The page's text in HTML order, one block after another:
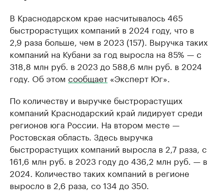
В Краснодарском крае насчитывалось 465
быстрорастущих компаний в 2024 году, что в
2,9 раза больше, чем в 2023 (157). Выручка таких
компаний на Кубани за год выросла на 85% — с
318,8 млн руб. в 2023 до 588,6 млн руб. в 2024
году. Об этом сообщает «Эксперт Юг».
По количеству и выручке быстрорастущих
компаний Краснодарский край лидирует среди
регионов юга России. На втором месте —
Ростовская область. Здесь выручка
быстрорастущих компаний выросла в 2,7 раза, с
161,6 млн руб. в 2023 году до 436,2 млн руб. — в
2024. Количество таких компаний в регионе
выросло в 2,6 раза, со 134 до 350.